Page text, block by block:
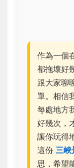
作為一個
都拖壞好
跟大家聊
單。相信
每處地方
好幾次，
讓你玩得
這份 三
思，希望